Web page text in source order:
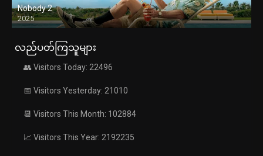
Nobody 2
2025
လည်ပတ်ကြသူများ
👥 Visitors Today: 22496
📅 Visitors Yesterday: 21010
📆 Visitors This Month: 102884
📈 Visitors This Year: 2192235